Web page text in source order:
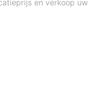
en verkoop uw